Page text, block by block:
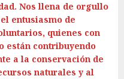
Nos llena de orgullo
entusiasmo de
quienes con
están contribuyendo
a la conservación de
naturales y al